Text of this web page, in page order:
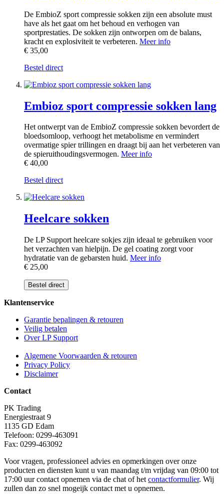
De EmbioZ sport compressie sokken zijn een absolute must
have als het gaat om het behoud en verhogen van
sportprestaties. De sokken zijn ontworpen om de balans,
kracht en explosiviteit te verbeteren. Meer info
€ 35,00
Bestel direct
Embioz sport compressie sokken lang
Het ontwerpt van de EmbioZ compressie sokken bevordert de
bloedsomloop, verhoogt het metabolisme en vermindert
overmatige spier trillingen en draagt bij aan het verbeteren van
de spieruithoudingsvermogen. Meer info
€ 40,00
Bestel direct
Heelcare sokken
De LP Support heelcare sokjes zijn ideaal te gebruiken voor
het verzachten van hielpijn. De gel coating zorgt voor
hydratatie van de gebarsten huid. Meer info
€ 25,00
Bestel direct
Klantenservice
Garantie bepalingen & retouren
Veilig betalen
Over LP Support
Algemene Voorwaarden & retouren
Privacy Policy
Disclaimer
Contact
PK Trading
Energiestraat 9
1135 GD Edam
Telefoon: 0299-463091
Fax: 0299-463092
Voor vragen, professioneel advies en opmerkingen over onze
producten en diensten kunt u van maandag t/m vrijdag van 09:00 tot
17:00 uur contact opnemen via de chat of het contactformulier. Wij
zullen dan zo snel mogeijk contact met u opnemen.